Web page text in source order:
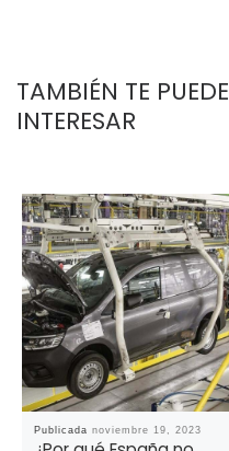
TAMBIÉN TE PUEDE
INTERESAR
Publicada noviembre 19, 2023